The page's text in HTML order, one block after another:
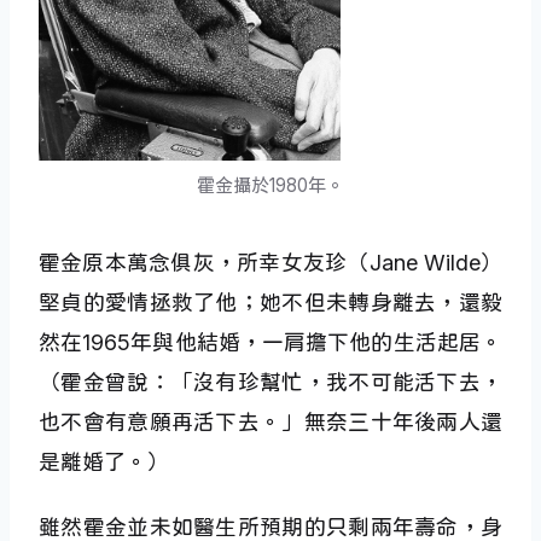
霍金攝於1980年。
霍金原本萬念俱灰，所幸女友珍（Jane Wilde）
堅貞的愛情拯救了他；她不但未轉身離去，還毅
然在1965年與他結婚，一肩擔下他的生活起居。
（霍金曾說：「沒有珍幫忙，我不可能活下去，
也不會有意願再活下去。」無奈三十年後兩人還
是離婚了。）
雖然霍金並未如醫生所預期的只剩兩年壽命，身